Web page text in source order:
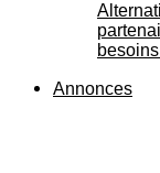
Annonces